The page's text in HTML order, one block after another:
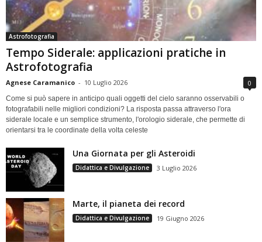
Astrofotografia
Tempo Siderale: applicazioni pratiche in
Astrofotografia
Agnese Caramanico - 10 Luglio 2026 0
Come si può sapere in anticipo quali oggetti del cielo saranno osservabili o
fotografabili nelle migliori condizioni? La risposta passa attraverso l'ora
siderale locale e un semplice strumento, l'orologio siderale, che permette di
orientarsi tra le coordinate della volta celeste
Una Giornata per gli Asteroidi
Didattica e Divulgazione 3 Luglio 2026
Marte, il pianeta dei record
Didattica e Divulgazione 19 Giugno 2026